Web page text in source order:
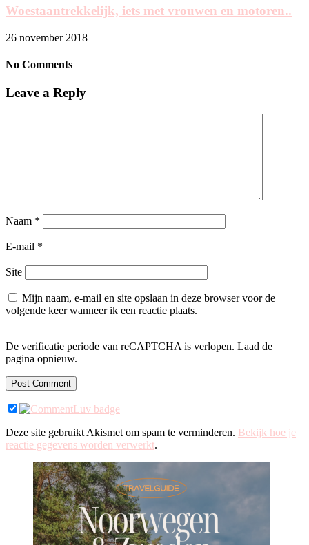
Woestaantrekkelijk, iets met vrouwen en motoren..
26 november 2018
No Comments
Leave a Reply
Naam *
E-mail *
Site
Mijn naam, e-mail en site opslaan in deze browser voor de
volgende keer wanneer ik een reactie plaats.
De verificatie periode van reCAPTCHA is verlopen. Laad de
pagina opnieuw.
Deze site gebruikt Akismet om spam te verminderen. Bekijk hoe je
reactie gegevens worden verwerkt.